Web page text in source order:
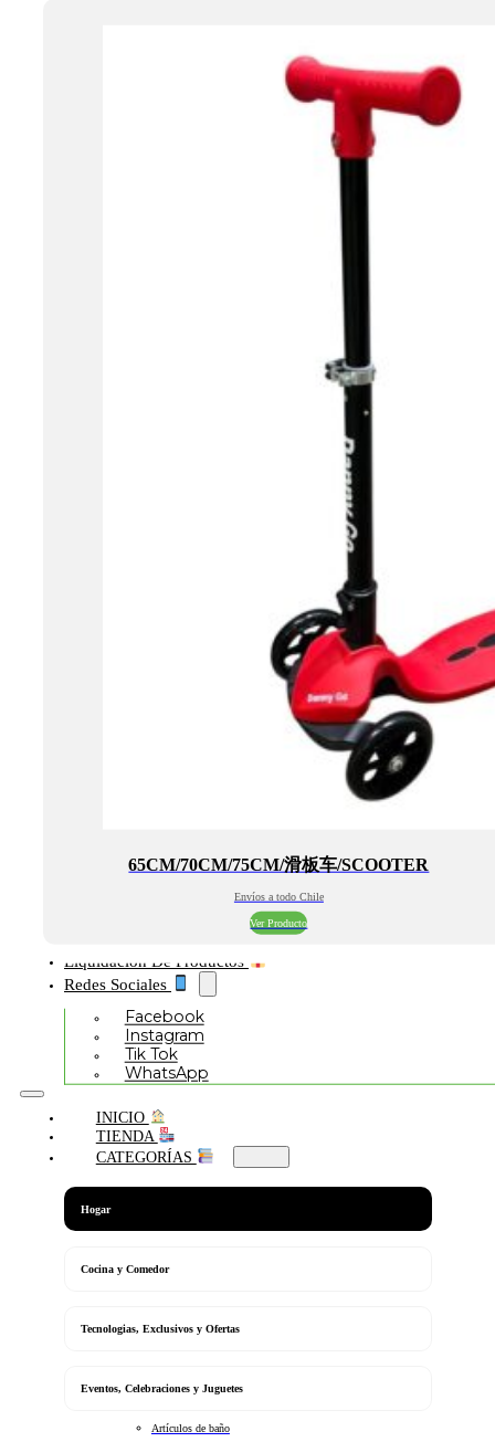
65CM/70CM/75CM/滑板车/SCOOTER
Envíos a todo Chile
Ver Producto
Liquidación De Productos
Redes Sociales
Facebook
Instagram
Tik Tok
WhatsApp
INICIO
TIENDA
CATEGORÍAS
Hogar
Cocina y Comedor
Tecnologias, Exclusivos y Ofertas
Eventos, Celebraciones y Juguetes
Artículos de baño